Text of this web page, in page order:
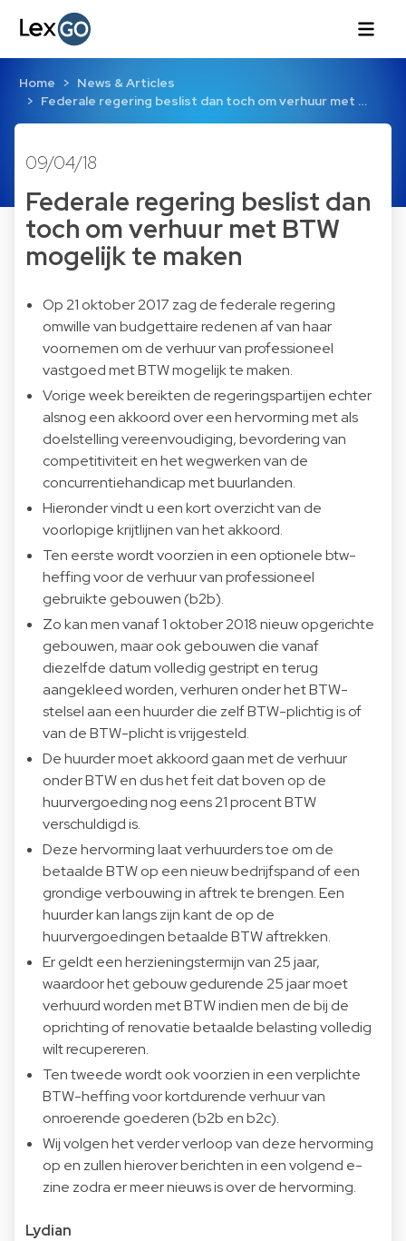
Home
News & Articles
Federale regering beslist dan toch om verhuur met …
09/04/18
Federale regering beslist dan
toch om verhuur met BTW
mogelijk te maken
Op 21 oktober 2017 zag de federale regering
omwille van budgettaire redenen af van haar
voornemen om de verhuur van professioneel
vastgoed met BTW mogelijk te maken.
Vorige week bereikten de regeringspartijen echter
alsnog een akkoord over een hervorming met als
doelstelling vereenvoudiging, bevordering van
competitiviteit en het wegwerken van de
concurrentiehandicap met buurlanden.
Hieronder vindt u een kort overzicht van de
voorlopige krijtlijnen van het akkoord.
Ten eerste wordt voorzien in een optionele btw-
heffing voor de verhuur van professioneel
gebruikte gebouwen (b2b).
Zo kan men vanaf 1 oktober 2018 nieuw opgerichte
gebouwen, maar ook gebouwen die vanaf
diezelfde datum volledig gestript en terug
aangekleed worden, verhuren onder het BTW-
stelsel aan een huurder die zelf BTW-plichtig is of
van de BTW-plicht is vrijgesteld.
De huurder moet akkoord gaan met de verhuur
onder BTW en dus het feit dat boven op de
huurvergoeding nog eens 21 procent BTW
verschuldigd is.
Deze hervorming laat verhuurders toe om de
betaalde BTW op een nieuw bedrijfspand of een
grondige verbouwing in aftrek te brengen. Een
huurder kan langs zijn kant de op de
huurvergoedingen betaalde BTW aftrekken.
Er geldt een herzieningstermijn van 25 jaar,
waardoor het gebouw gedurende 25 jaar moet
verhuurd worden met BTW indien men de bij de
oprichting of renovatie betaalde belasting volledig
wilt recupereren.
Ten tweede wordt ook voorzien in een verplichte
BTW-heffing voor kortdurende verhuur van
onroerende goederen (b2b en b2c).
Wij volgen het verder verloop van deze hervorming
op en zullen hierover berichten in een volgend e-
zine zodra er meer nieuws is over de hervorming.
Lydian